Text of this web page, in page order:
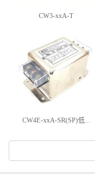
CW3-xxA-T
CW4E-xxA-SR(SP)低...